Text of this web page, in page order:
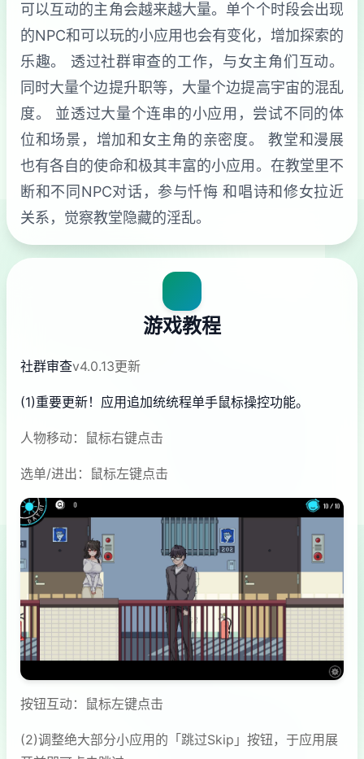
可以互动的主角会越来越大量。单个个时段会出现
的NPC和可以玩的小应用也会有变化，增加探索的
乐趣。 透过社群审查的工作，与女主角们互动。
同时大量个边提升职等，大量个边提高宇宙的混乱
度。 並透过大量个连串的小应用，尝试不同的体
位和场景，增加和女主角的亲密度。 教堂和漫展
也有各自的使命和极其丰富的小应用。在教堂里不
断和不同NPC对话，参与忏悔 和唱诗和修女拉近
关系，觉察教堂隐藏的淫乱。
游戏教程
社群审查v4.0.13更新
(1)重要更新！应用追加统统程单手鼠标操控功能。
人物移动：鼠标右键点击
选单/进出：鼠标左键点击
按钮互动：鼠标左键点击
(2)调整绝大部分小应用的「跳过Skip」按钮，于应用展